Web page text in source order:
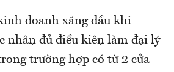
doanh xăng dầu khi
nhận đủ điều kiện làm đại lý
trường hợp có từ 2 cửa